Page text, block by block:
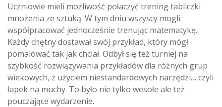
Uczniowie mieli możliwość połaczyć trening tabliczki
mnożenia ze sztuką. W tym dniu wszyscy mogli
współpracować jednocześnie trenując matematykę.
Każdy chętny dostawał swój przykład, który mógł
pomalować tak jak chciał. Odbył się też turniej na
szybkość rozwiązywania przykładów dla różnych grup
wiekowych, z użyciem niestandardowych narzędzi… czyli
łapek na muchy. To było nie tylko wesołe ale też
pouczające wydarzenie.